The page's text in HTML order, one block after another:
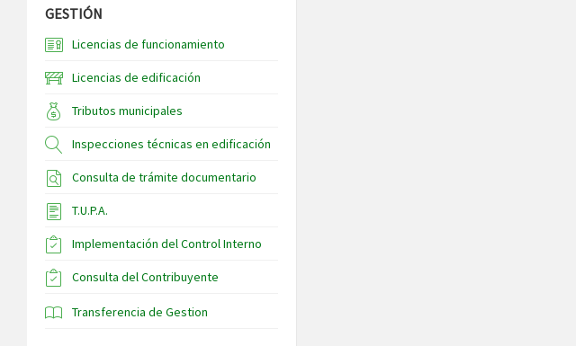
GESTIÓN
Licencias de funcionamiento
Licencias de edificación
Tributos municipales
Inspecciones técnicas en edificación
Consulta de trámite documentario
T.U.P.A.
Implementación del Control Interno
Consulta del Contribuyente
Transferencia de Gestion